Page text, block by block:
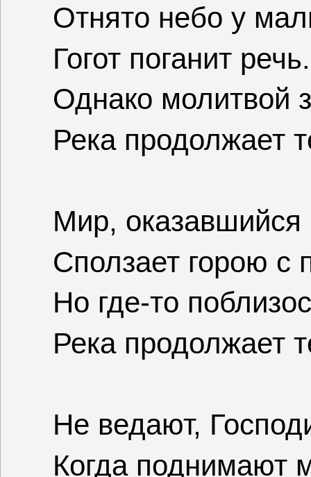
Отнято небо у
Гогот поганит речь.
Однако молитвой
Река продолжает
Мир, оказавшийся
Сползает горою с
Но где-то
Река продолжает
Не ведают,
Когда поднимают